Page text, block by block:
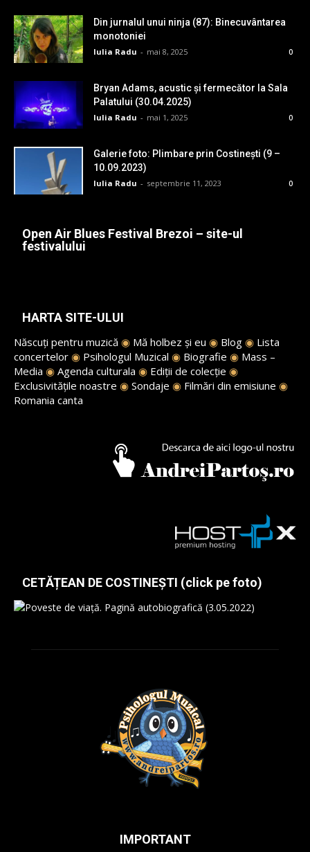
Din jurnalul unui ninja (87): Binecuvântarea
monotoniei
Iulia Radu - mai 8, 2025 0
Bryan Adams, acustic și fermecător la Sala
Palatului (30.04.2025)
Iulia Radu - mai 1, 2025 0
Galerie foto: Plimbare prin Costinești (9 –
10.09.2023)
Iulia Radu - septembrie 11, 2023 0
Open Air Blues Festival Brezoi – site-ul
festivalului
HARTA SITE-ULUI
Născuți pentru muzică ◉ Mă holbez și eu ◉ Blog ◉ Lista
concertelor ◉ Psihologul Muzical ◉ Biografie ◉ Mass –
Media ◉ Agenda culturala ◉ Ediții de colecție ◉
Exclusivitățile noastre ◉ Sondaje ◉ Filmări din emisiune ◉
Romania canta
CETĂȚEAN DE COSTINEȘTI (click pe foto)
IMPORTANT